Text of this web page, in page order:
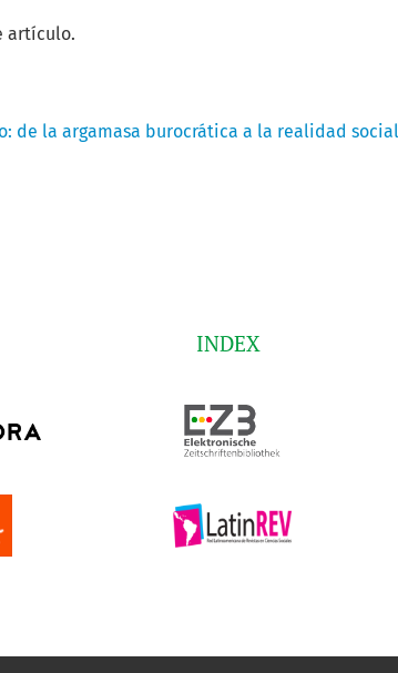
artículo.
de la argamasa burocrática a la realidad
INDEX